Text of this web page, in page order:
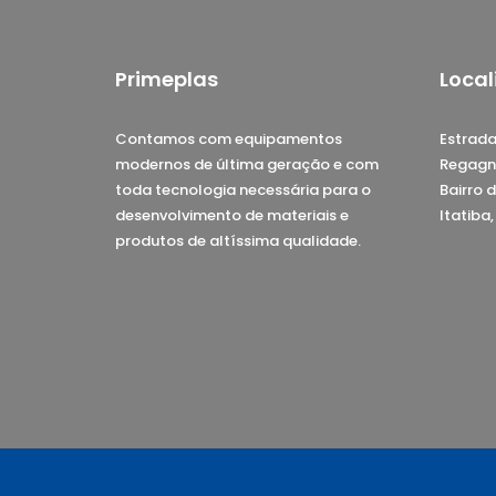
Primeplas
Contamos com equipamentos
modernos de última geração e com
toda tecnologia necessária para o
desenvolvimento de materiais e
produtos de altíssima qualidade.
Bairro
Itatiba,